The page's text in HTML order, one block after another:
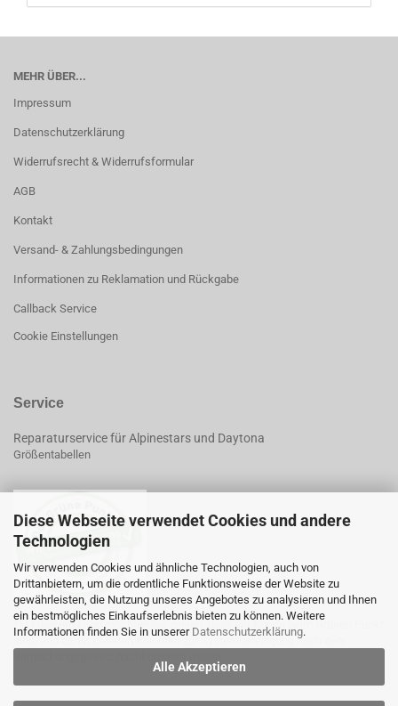
Diese Webseite verwendet Cookies und andere
Technologien
Wir verwenden Cookies und ähnliche Technologien, auch von
Drittanbietern, um die ordentliche Funktionsweise der Website zu
gewährleisten, die Nutzung unseres Angebotes zu analysieren und Ihnen
ein bestmögliches Einkaufserlebnis bieten zu können. Weitere
Informationen finden Sie in unserer Datenschutzerklärung.
Alle Akzeptieren
MEHR ÜBER...
Impressum
Datenschutzerklärung
Widerrufsrecht & Widerrufsformular
AGB
Kontakt
Versand- & Zahlungsbedingungen
Informationen zu Reklamation und Rückgabe
Callback Service
Cookie Einstellungen
Service
Reparaturservice für Alpinestars und Daytona
Größentabellen
*Mit diesem Logo möchten wir zeigen, dass wir Kunde beim Grünen Punkt
sind, und damit unseren Pflichten zur Systembeteiligung nach dem